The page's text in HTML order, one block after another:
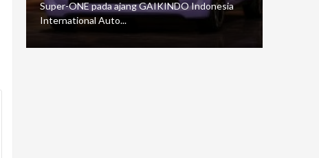
Super-ONE pada ajang GAIKINDO Indonesia
International Auto...